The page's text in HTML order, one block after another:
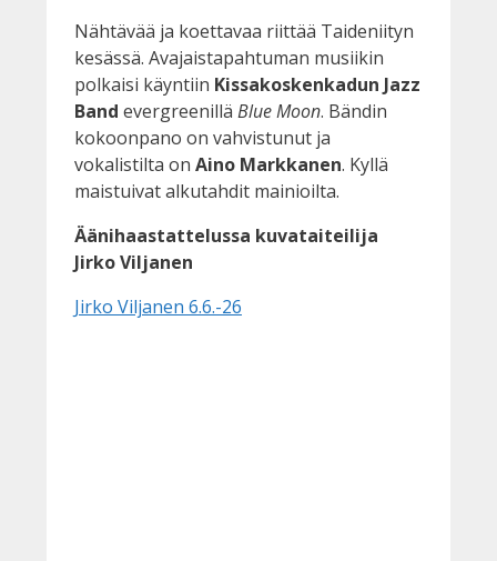
Nähtävää ja koettavaa riittää Taideniityn
kesässä. Avajaistapahtuman musiikin
polkaisi käyntiin Kissakoskenkadun Jazz
Band evergreenillä Blue Moon. Bändin
kokoonpano on vahvistunut ja
vokalistilta on Aino Markkanen. Kyllä
maistuivat alkutahdit mainioilta.
Äänihaastattelussa kuvataiteilija
Jirko Viljanen
Jirko Viljanen 6.6.-26